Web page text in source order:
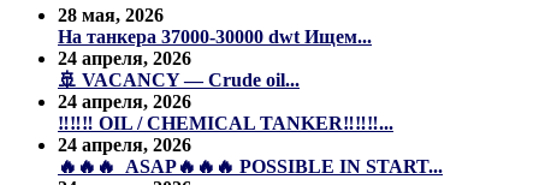
28 мая, 2026
На танкера 37000-30000 dwt Ищем...
24 апреля, 2026
🚢 VACANCY — Crude oil...
24 апреля, 2026
‼️‼️‼️ OIL / CHEMICAL TANKER‼️‼️‼️...
24 апреля, 2026
🔥🔥🔥 ASAP🔥🔥🔥 POSSIBLE IN START...